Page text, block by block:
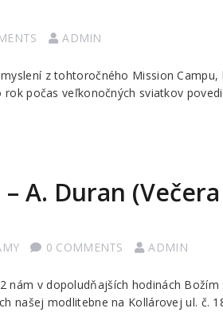
ADMIN
z tohtoročného Mission Campu,
počas veľkonočných sviatkov
A. Duran
0 COMMENTS ADMIN
nám v dopoludňajších hodinách
našej modlitebne na Kollárovej ul. č.